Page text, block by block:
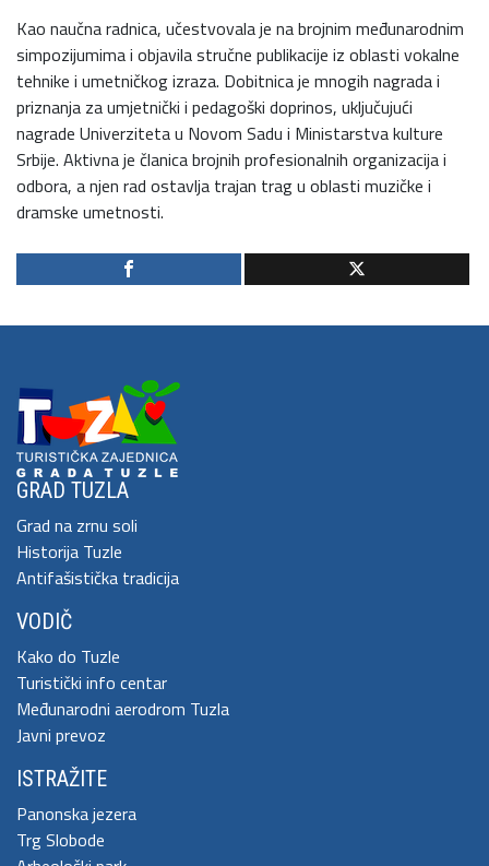
Kao naučna radnica, učestvovala je na brojnim međunarodnim
simpozijumima i objavila stručne publikacije iz oblasti vokalne
tehnike i umetničkog izraza. Dobitnica je mnogih nagrada i
priznanja za umjetnički i pedagoški doprinos, uključujući
nagrade Univerziteta u Novom Sadu i Ministarstva kulture
Srbije. Aktivna je članica brojnih profesionalnih organizacija i
odbora, a njen rad ostavlja trajan trag u oblasti muzičke i
dramske umetnosti.
GRAD TUZLA
Grad na zrnu soli
Historija Tuzle
Antifašistička tradicija
VODIČ
Kako do Tuzle
Turistički info centar
Međunarodni aerodrom Tuzla
Javni prevoz
ISTRAŽITE
Panonska jezera
Trg Slobode